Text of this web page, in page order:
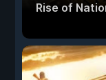
Rise of